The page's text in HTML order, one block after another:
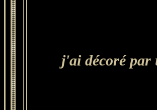
j'ai décoré par